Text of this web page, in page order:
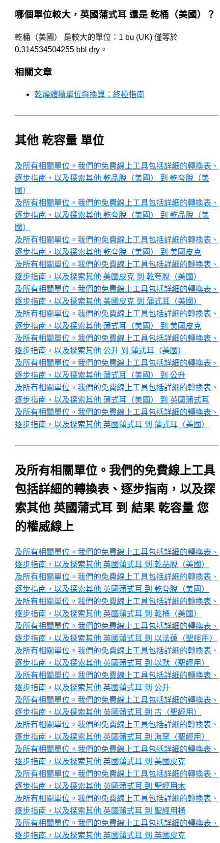
哪個單位較大，英國蒲式耳 還是 乾桶（美國）？
乾桶（美國） 是較大的單位：1 bu (UK) 僅等於
0.314534504255 bbl dry。
相關文章
乾燥體積單位與換算：終極指南
其他 乾容量 單位
及所有相關單位。我們的免費線上工具包括詳細的轉換表、
逐步指南，以及探索其他 乾品脫（美國） 到 乾夸脫（美
國）
及所有相關單位。我們的免費線上工具包括詳細的轉換表、
逐步指南，以及探索其他 乾夸脫（美國） 到 乾品脫（美
國）
及所有相關單位。我們的免費線上工具包括詳細的轉換表、
逐步指南，以及探索其他 乾夸脫（美國） 到 美國皮克
及所有相關單位。我們的免費線上工具包括詳細的轉換表、
逐步指南，以及探索其他 美國皮克 到 乾夸脫（美國）
及所有相關單位。我們的免費線上工具包括詳細的轉換表、
逐步指南，以及探索其他 美國皮克 到 蒲式耳（美國）
及所有相關單位。我們的免費線上工具包括詳細的轉換表、
逐步指南，以及探索其他 蒲式耳（美國） 到 美國皮克
及所有相關單位。我們的免費線上工具包括詳細的轉換表、
逐步指南，以及探索其他 公升 到 蒲式耳（美國）
及所有相關單位。我們的免費線上工具包括詳細的轉換表、
逐步指南，以及探索其他 蒲式耳（美國） 到 公升
及所有相關單位。我們的免費線上工具包括詳細的轉換表、
逐步指南，以及探索其他 蒲式耳（美國） 到 英國蒲式耳
及所有相關單位。我們的免費線上工具包括詳細的轉換表、
逐步指南，以及探索其他 英國蒲式耳 到 蒲式耳（美國）
及所有相關單位。我們的免費線上工具
包括詳細的轉換表、逐步指南，以及探
索其他 英國蒲式耳 到 結果 乾容量 您
的權威線上
及所有相關單位。我們的免費線上工具包括詳細的轉換表、
逐步指南，以及探索其他 英國蒲式耳 到 乾品脫（美國）
及所有相關單位。我們的免費線上工具包括詳細的轉換表、
逐步指南，以及探索其他 英國蒲式耳 到 乾夸脫（美國）
及所有相關單位。我們的免費線上工具包括詳細的轉換表、
逐步指南，以及探索其他 英國蒲式耳 到 乾桶（美國）
及所有相關單位。我們的免費線上工具包括詳細的轉換表、
逐步指南，以及探索其他 英國蒲式耳 到 以法蓮（聖經用）
及所有相關單位。我們的免費線上工具包括詳細的轉換表、
逐步指南，以及探索其他 英國蒲式耳 到 以默（聖經用）
及所有相關單位。我們的免費線上工具包括詳細的轉換表、
逐步指南，以及探索其他 英國蒲式耳 到 公升
及所有相關單位。我們的免費線上工具包括詳細的轉換表、
逐步指南，以及探索其他 英國蒲式耳 到 古（聖經用）
及所有相關單位。我們的免費線上工具包括詳細的轉換表、
逐步指南，以及探索其他 英國蒲式耳 到 海罕（聖經用）
及所有相關單位。我們的免費線上工具包括詳細的轉換表、
逐步指南，以及探索其他 英國蒲式耳 到 美國皮克
及所有相關單位。我們的免費線上工具包括詳細的轉換表、
逐步指南，以及探索其他 英國蒲式耳 到 聖經用木
及所有相關單位。我們的免費線上工具包括詳細的轉換表、
逐步指南，以及探索其他 英國蒲式耳 到 聖經用桶
及所有相關單位。我們的免費線上工具包括詳細的轉換表、
逐步指南，以及探索其他 英國蒲式耳 到 英國皮克